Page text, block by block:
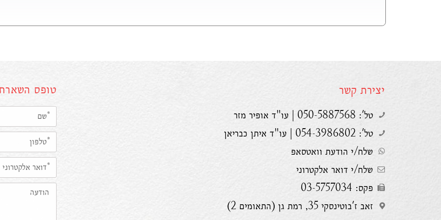
יצירת קשר
טל': 050-5887568 | עו"ד אופיר מזר
טל': 054-3986802 | עו"ד איתן כבריאן
שלח/י הודעת וואטסאפ
שלח/י דואר אלקטרוני
פקס: 03-5757034
זאב ז'בוטינסקי 35, רמת גן (התאומים 2)
טופס